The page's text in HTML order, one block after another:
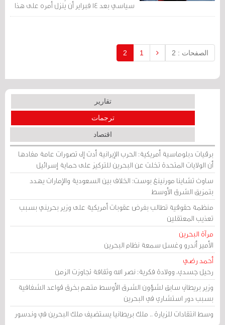
سياسي بعد 14 فبراير أن يُنزل أمره على هذا
الشعب، فقد أصبح قوة لا نهائية.
الصفحات : 2 1
2
تقارير
ترجمات
اقتصاد
برقيات دبلوماسية أمريكية: الحرب الإيرانية أدت إلى تصورات عامة مفادها
أن الولايات المتحدة تخلت عن البحرين للتركيز على حماية إسرائيل
ساوث تشاينا مورنينغ بوست: الخلاف بين السعودية والإمارات يهدد
بتمزيق الشرق الأوسط
منظمة حقوقية تطالب بفرض عقوبات أمريكية على وزير بحريني بسبب
تعذيب المعتقلين
مرآة البحرين
الأمير أندرو وغسل سمعة نظام البحرين
أحمد رضي
رحيل جسدي، وولادة فكرية: نصر الله وثقافة تجاوزت الزمن
وزير بريطاني سابق لشؤون الشرق الأوسط متهم بخرق قواعد الشفافية
بسبب دور استشاري في البحرين
وسط انتقادات للزيارة .. ملك بريطانيا يستضيف ملك البحرين في وندسور